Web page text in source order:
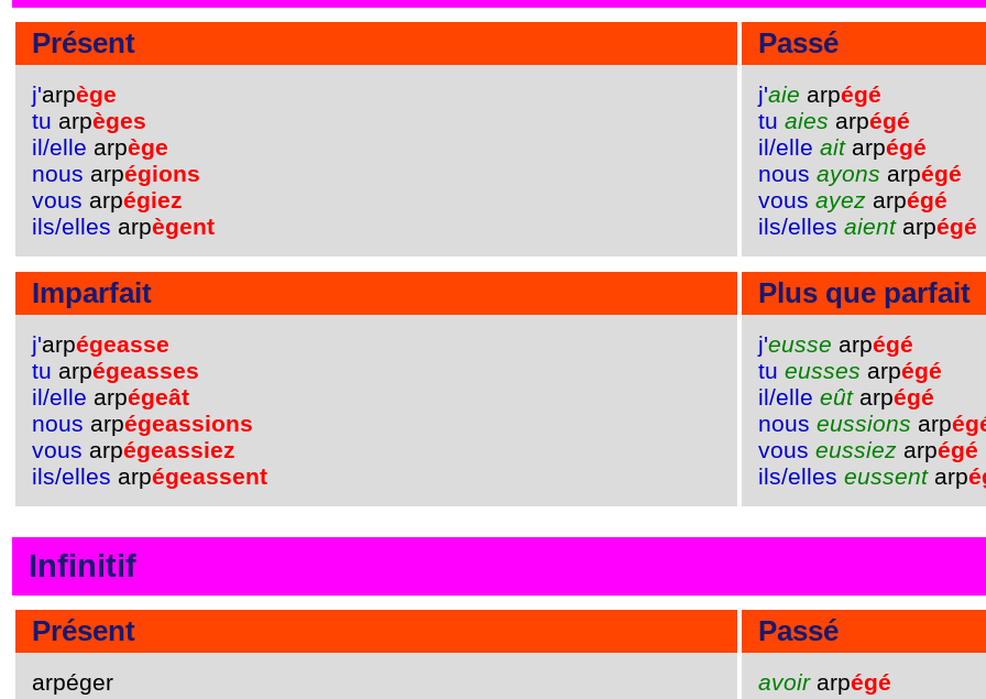
Présent
j'arpège
tu arpèges
il/elle arpège
nous arpégions
vous arpégiez
ils/elles arpègent
Passé
j'aie arpégé
tu aies arpégé
il/elle aitarpégé
nous ayons arpégé
vous ayez arpégé
ils/elles aientarpégé
Imparfait
j'arpégeasse
tu arpégeasses
il/elle arpégeât
nous arpégeassions
vous arpégeassiez
ils/elles arpégeassent
Plus que parfait
j'eusse arpégé
tu eusses arpégé
il/elle eûtarpégé
nous eussions arp
vous eussiez arpégé
ils/elles eussentarp
Infinitif
Présent
arpéger
Passé
avoirarpégé